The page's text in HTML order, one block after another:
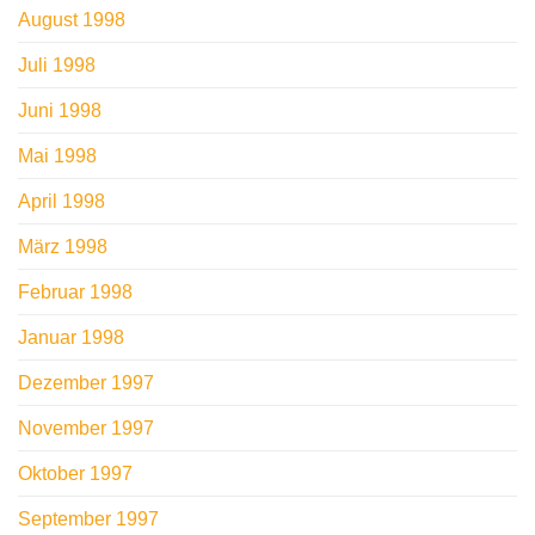
August 1998
Juli 1998
Juni 1998
Mai 1998
April 1998
März 1998
Februar 1998
Januar 1998
Dezember 1997
November 1997
Oktober 1997
September 1997